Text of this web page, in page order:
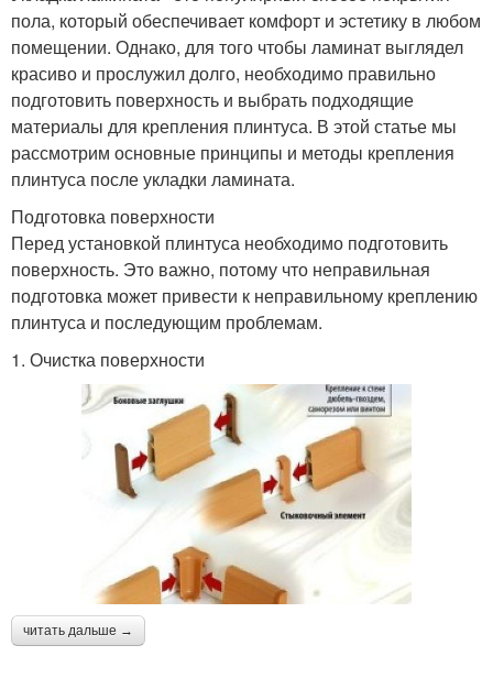
пола, который обеспечивает комфорт и эстетику в любом
помещении. Однако, для того чтобы ламинат выглядел
красиво и прослужил долго, необходимо правильно
подготовить поверхность и выбрать подходящие
материалы для крепления плинтуса. В этой статье мы
рассмотрим основные принципы и методы крепления
плинтуса после укладки ламината.
Подготовка поверхности
Перед установкой плинтуса необходимо подготовить
поверхность. Это важно, потому что неправильная
подготовка может привести к неправильному креплению
плинтуса и последующим проблемам.
1. Очистка поверхности
читать дальше →